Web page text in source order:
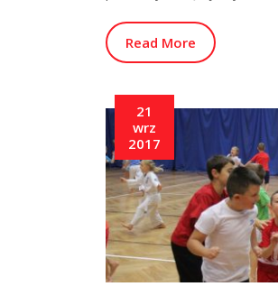
Read More
21
wrz
2017